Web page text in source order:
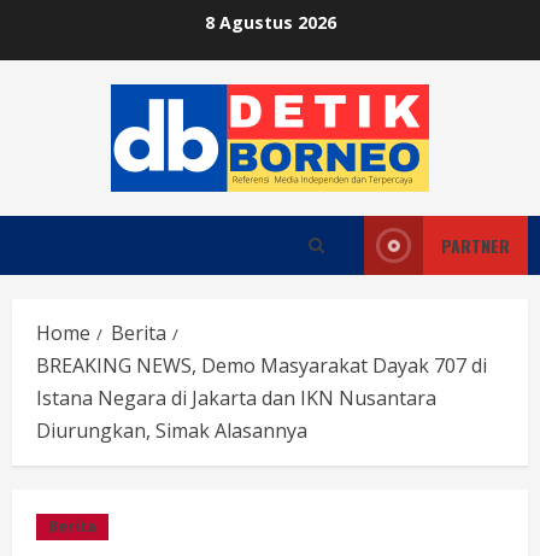
8 Agustus 2026
PARTNER
Home
Berita
BREAKING NEWS, Demo Masyarakat Dayak 707 di
Istana Negara di Jakarta dan IKN Nusantara
Diurungkan, Simak Alasannya
Berita